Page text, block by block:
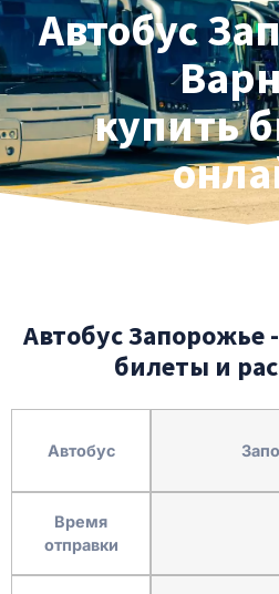
Автобус
купить
Автобус Запорожье
билеты и
Автобус
Время
отправки